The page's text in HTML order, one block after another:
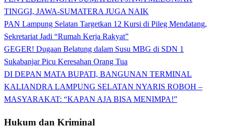
TINGGI, JAWA-SUMATERA JUGA NAIK
PAN Lampung Selatan Targetkan 12 Kursi di Pileg Mendatang,
Sekretariat Jadi “Rumah Kerja Rakyat”
GEGER! Dugaan Belatung dalam Susu MBG di SDN 1
Sukabanjar Picu Keresahan Orang Tua
DI DEPAN MATA BUPATI, BANGUNAN TERMINAL
KALIANDRA LAMPUNG SELATAN NYARIS ROBOH –
MASYARAKAT: “KAPAN AJA BISA MENIMPA!”
Hukum dan Kriminal